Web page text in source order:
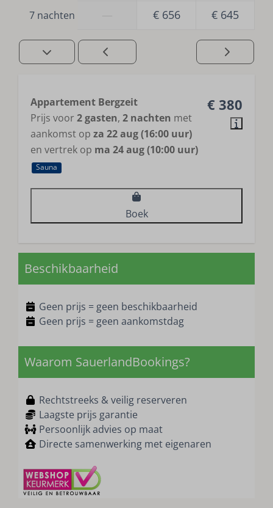
7 nachten € 656 € 645
€ 380
Appartement Bergzeit
Prijs voor2 gasten, 2 nachten met
aankomst op za 22 aug (16:00 uur)
en vertrek op ma 24 aug (10:00 uur)
Sauna
Boek
Beschikbaarheid
Geen prijs = geen beschikbaarheid
Geen prijs = geen aankomstdag
Waarom SauerlandBookings?
Rechtstreeks & veilig reserveren
Laagste prijs garantie
Persoonlijk advies op maat
Directe samenwerking met eigenaren